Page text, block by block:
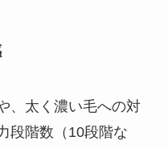
、太く濃い毛への対
段階数（10段階な